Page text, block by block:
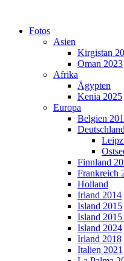
contentFotos
Asien
Kirgistan
Oman 2023
Afrika
Ägypten
Kenia 2025
Europa
Belgien
Deutschland
Finnland
Frankreich
Holland
Irland 2014
Island 2015
Island
Island 2024
Irland 2018
Italien 2021